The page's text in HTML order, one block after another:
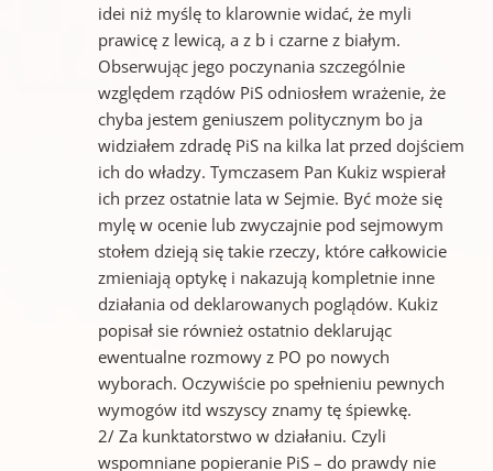
idei niż myślę to klarownie widać, że myli
prawicę z lewicą, a z b i czarne z białym.
Obserwując jego poczynania szczególnie
względem rządów PiS odniosłem wrażenie, że
chyba jestem geniuszem politycznym bo ja
widziałem zdradę PiS na kilka lat przed dojściem
ich do władzy. Tymczasem Pan Kukiz wspierał
ich przez ostatnie lata w Sejmie. Być może się
mylę w ocenie lub zwyczajnie pod sejmowym
stołem dzieją się takie rzeczy, które całkowicie
zmieniają optykę i nakazują kompletnie inne
działania od deklarowanych poglądów. Kukiz
popisał sie również ostatnio deklarując
ewentualne rozmowy z PO po nowych
wyborach. Oczywiście po spełnieniu pewnych
wymogów itd wszyscy znamy tę śpiewkę.
2/ Za kunktatorstwo w działaniu. Czyli
wspomniane popieranie PiS – do prawdy nie